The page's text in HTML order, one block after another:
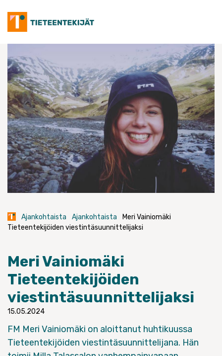
content
Ajankohtaista Ajankohtaista
Meri Vainiomäki
Tieteentekijöiden viestintäsuunnittelijaksi
Meri Vainiomäki
Tieteentekijöiden
viestintäsuunnittelijaksi
15.05.2024
FM Meri Vainiomäki on aloittanut huhtikuussa
Tieteentekijöiden viestintäsuunnittelijana. Hän